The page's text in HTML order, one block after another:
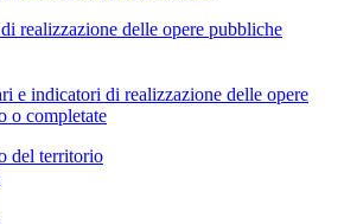
realizzazione delle opere pubbliche
e indicatori di realizzazione delle opere
o completate
del territorio